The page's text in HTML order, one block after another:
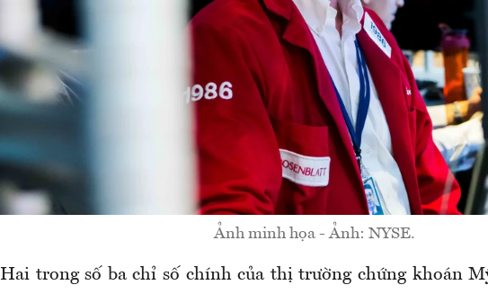
Ảnh minh họa - Ảnh: NYSE.
Hai trong số ba chỉ số chính của thị trường chứng khoán